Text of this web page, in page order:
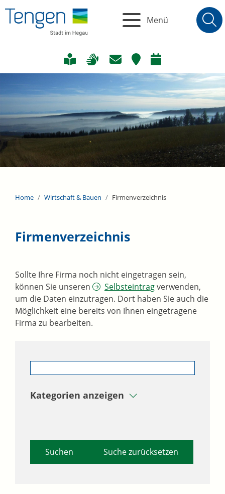
Menü
Home Wirtschaft & Bauen Firmenverzeichnis
Firmenverzeichnis
Sollte Ihre Firma noch nicht eingetragen sein,
können Sie unseren
Selbsteintragverwenden,
um die Daten einzutragen. Dort haben Sie auch die
Möglichkeit eine bereits von Ihnen eingetragene
Firma zu bearbeiten.
Kategorien anzeigen
Suche zurücksetzen